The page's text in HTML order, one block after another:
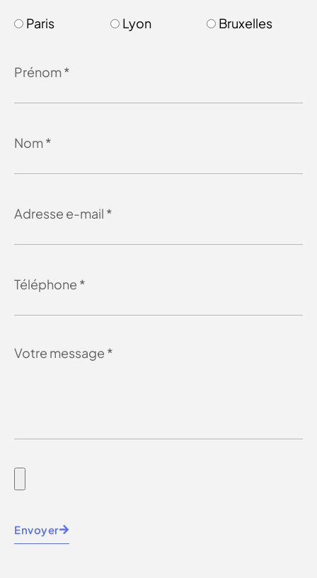
Paris Lyon Bruxelles
Envoyer